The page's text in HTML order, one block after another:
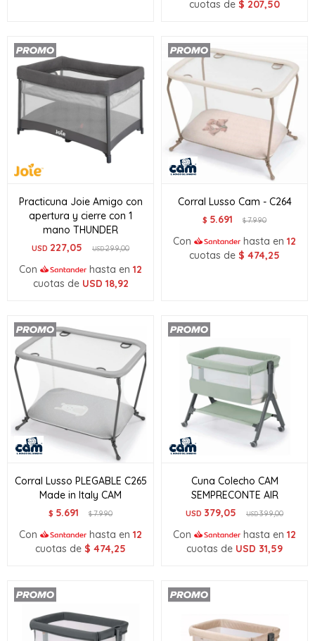
cuotas de $ 207,50
Practicuna Joie Amigo con
apertura y cierre con 1
mano THUNDER
USD 227,05 USD299,00
Con hasta en 12
cuotas de USD 18,92
Corral Lusso Cam - C264
$ 5.691 $7.990
Con hasta en 12
cuotas de $ 474,25
Corral Lusso PLEGABLE C265
Made in Italy CAM
$ 5.691 $7.990
Con hasta en 12
cuotas de $ 474,25
Cuna Colecho CAM
SEMPRECONTE AIR
USD 379,05 USD399,00
Con hasta en 12
cuotas de USD 31,59